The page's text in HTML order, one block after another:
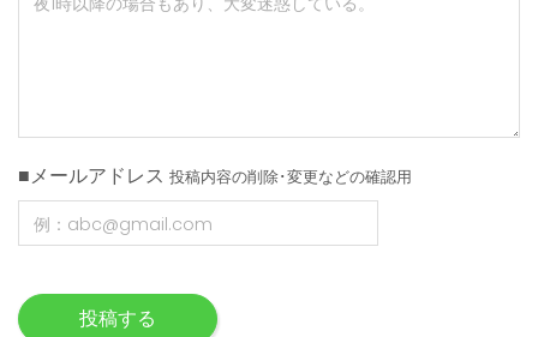
■メールアドレス 投稿内容の削除･変更などの確認用
投稿する